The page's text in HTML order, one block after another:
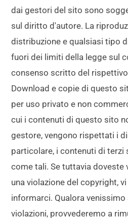
dai gestori del sito sono
sul diritto d'autore. La
distribuzione e qualsiasi tipo
fuori dei limiti della legge sul
consenso scritto del
Download e copie di questo
per uso privato e non
cui i contenuti di questo sito
gestore, vengono rispettati i
particolare, i contenuti di terzi
come tali. Se tuttavia doveste
una violazione del copyright,
informarci. Qualora venissimo
violazioni, provvederemo a